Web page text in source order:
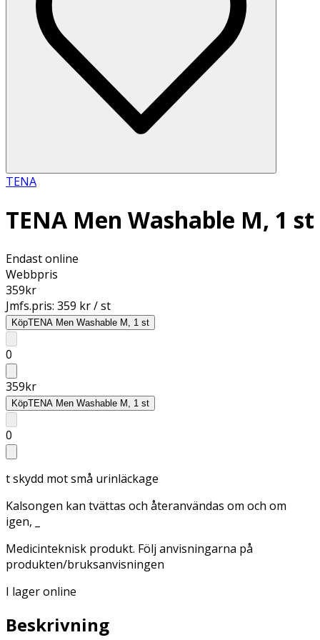
TENA
TENA Men Washable M, 1 st
Endast online
Webbpris
359kr
Jmfs.pris: 359 kr / st
KöpTENA Men Washable M, 1 st
0
359kr
KöpTENA Men Washable M, 1 st
0
t skydd mot små urinläckage
Kalsongen kan tvättas och återanvändas om och om
igen, _
Medicinteknisk produkt. Följ anvisningarna på
produkten/bruksanvisningen
I lager online
Beskrivning